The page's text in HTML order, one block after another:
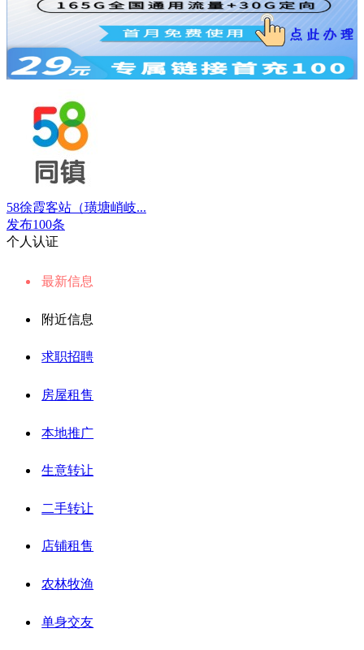
58徐霞客站（璜塘峭岐...
发布100条
个人认证
最新信息
附近信息
求职招聘
房屋租售
本地推广
生意转让
二手转让
店铺租售
农林牧渔
单身交友